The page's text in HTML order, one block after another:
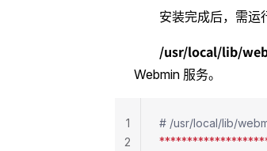
安装完成后，需运
/usr/local/lib/
Webmin 服务。
# /usr/local/lib/
1
2